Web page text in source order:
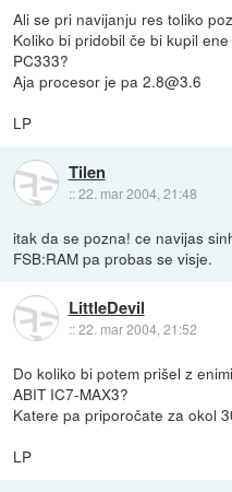
Ali se pri navijanju res toliko
Koliko bi pridobil če bi kupil
PC333?
Aja procesor je pa 2.8@3.6
LP
Tilen
::22. mar 2004, 21:48
itak da se pozna! ce navijas
FSB:RAM pa probas se visje.
LittleDevil
::22. mar 2004, 21:52
Do koliko bi potem prišel z
ABIT IC7-MAX3?
Katere pa priporočate za okol
LP